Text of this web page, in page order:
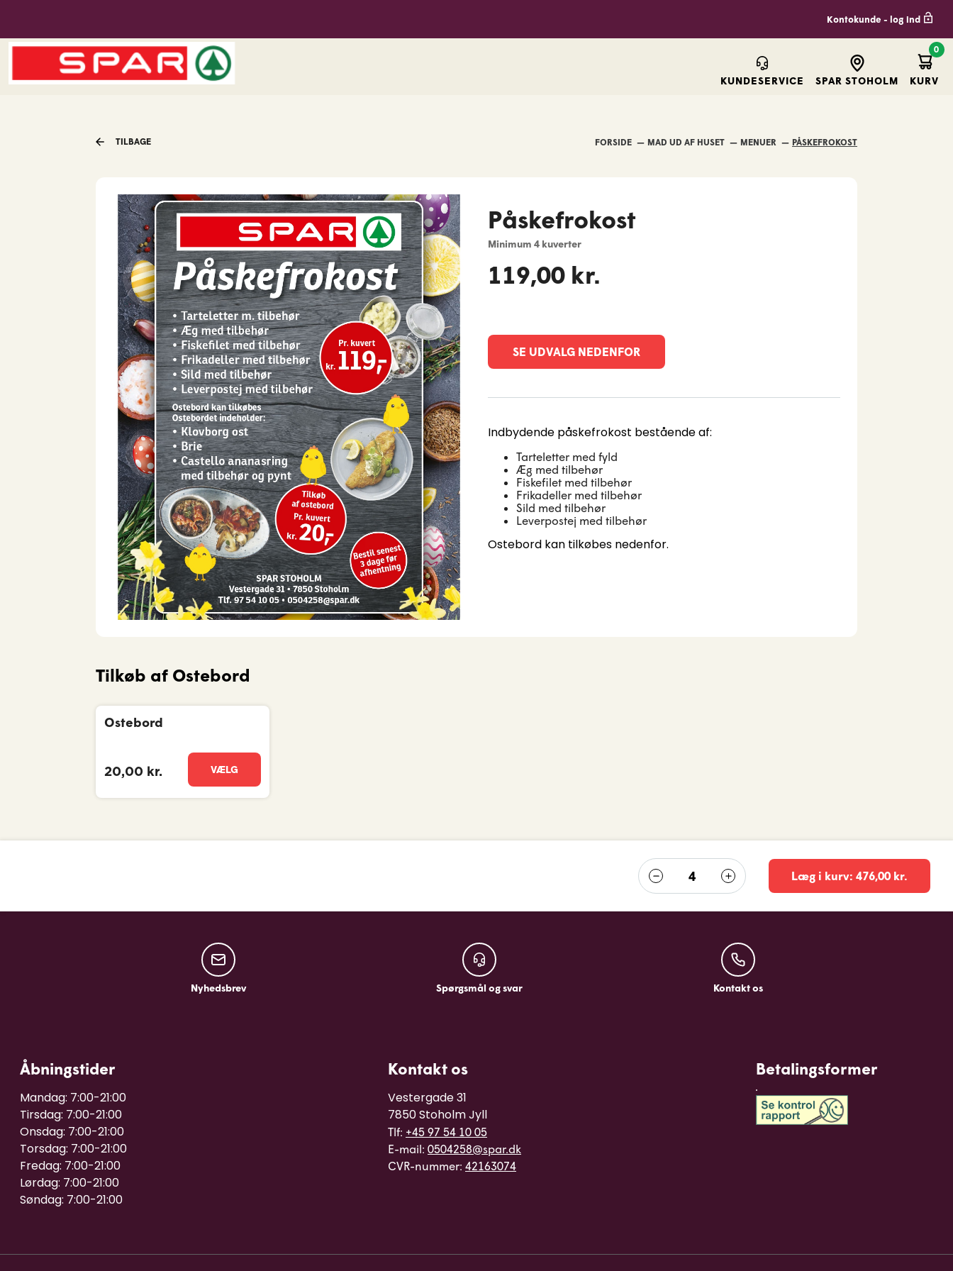
Kontokunde - log ind
Spar Stoholm
KUNDESERVICE SPAR STOHOLM
Kurv
0
KURV
TILBAGE PÅSKEFROKOST
Påskefrokost
Minimum 4 kuverter
119,00 kr.
SE UDVALG NEDENFOR
Indbydende påskefrokost bestående af:
Tarteletter med fyld
Æg med tilbehør
Fiskefilet med tilbehør
Frikadeller med tilbehør
Sild med tilbehør
Leverpostej med tilbehør
Ostebord kan tilkøbes nedenfor.
Tilkøb af Ostebord
Ostebord
20,00 kr. VÆLG
- + Læg i kurv: 476,00 kr.
Nyhedsbrev
Nyhedsbrev
Spørgsmål og svar
Spørgsmål og svar
Kontakt os
Kontakt os
Åbningstider
Mandag: 7:00-21:00
Tirsdag: 7:00-21:00
Onsdag: 7:00-21:00
Torsdag: 7:00-21:00
Fredag: 7:00-21:00
Lørdag: 7:00-21:00
Kontakt os
Vestergade 31
7850 Stoholm Jyll
Tlf: +45 97 54 10 05
E-mail: 0504258@spar.dk
CVR-nummer: 42163074
Betalingsformer